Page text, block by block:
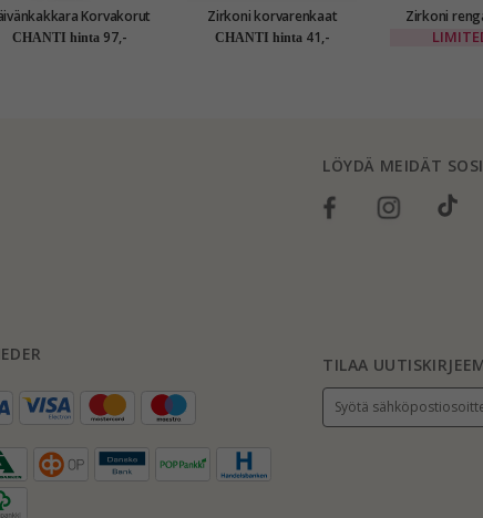
Korvakorut
ja riipukset kullattua
CHANTI hinta 97,-
Zirkoni korvarenkaat
kullattu hopea
CHANTI hinta 41,-
Zirkoni rengas
LÖYDÄ MEIDÄT
TILAA